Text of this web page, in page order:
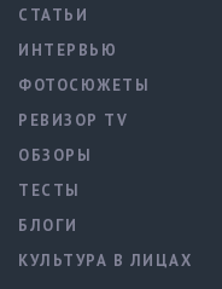
СТАТЬИ
ИНТЕРВЬЮ
ФОТОСЮЖЕТЫ
РЕВИЗОР TV
ОБЗОРЫ
ТЕСТЫ
БЛОГИ
КУЛЬТУРА В ЛИЦАХ